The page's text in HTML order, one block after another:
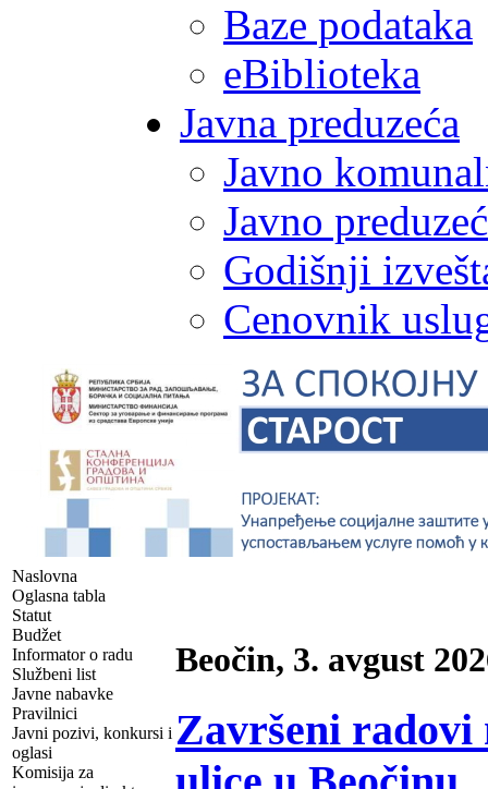
Baze podataka
eBiblioteka
Javna preduzeća
Javno
Javno
Godišnji
Cenovnik
Naslovna
Oglasna tabla
Statut
Budžet
Informator o radu
Službeni list
Javne nabavke
Pravilnici
Javni pozivi, konkursi i
oglasi
Komisija za
Beočin, 3. avgust
Završeni